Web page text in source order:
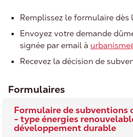
Remplissez le formulaire dès
Envoyez votre demande
signée par email à
Recevez la décision de
Formulaires
Formulaire de subventions
- type énergies
développement durable